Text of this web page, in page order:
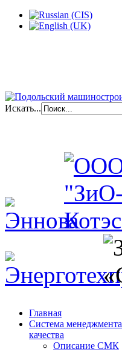
Искать...
Главная
Система менеджмента
качества
Описание СМК